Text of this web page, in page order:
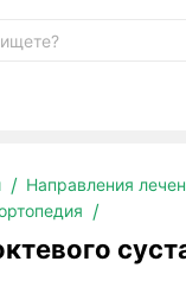
Направления
сустава